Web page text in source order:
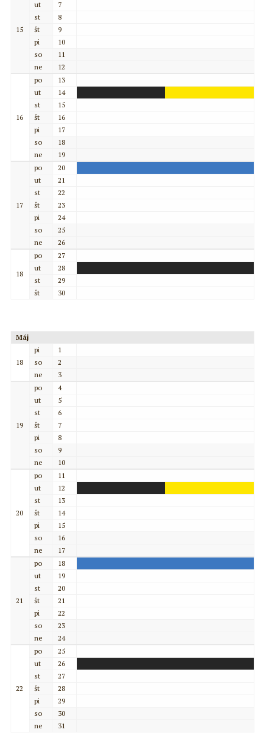
15
ut
7
st
8
št
9
pi
10
so
11
ne
12
16
po
13
ut
14
st
15
št
16
pi
17
so
18
ne
19
17
po
20
ut
21
st
22
št
23
pi
24
so
25
ne
26
18
po
27
ut
28
st
29
št
30
Máj
18
pi
1
so
2
ne
3
19
po
4
ut
5
st
6
št
7
pi
8
so
9
ne
10
20
po
11
ut
12
st
13
št
14
pi
15
so
16
ne
17
21
po
18
ut
19
st
20
št
21
pi
22
so
23
ne
24
22
po
25
ut
26
st
27
št
28
pi
29
so
30
ne
31